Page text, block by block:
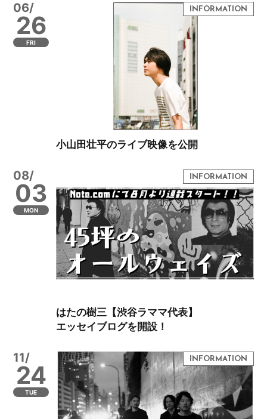
06/
26
FRI
小山田壮平のライブ映像を公開
08/
03
MON
はたの樹三【渋谷ラママ代表】
エッセイブログを開設！
11/
24
TUE